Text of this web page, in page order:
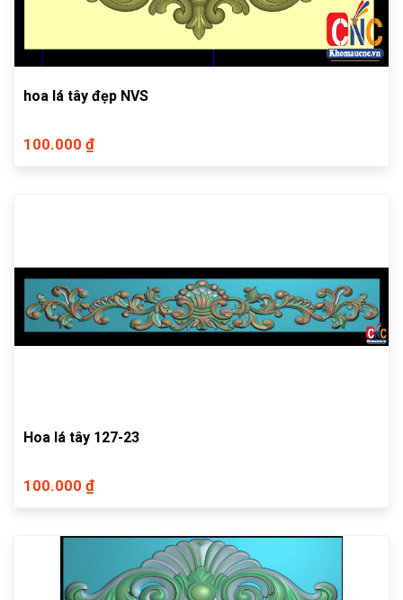
hoa lá tây đẹp NVS
100.000 ₫
Hoa lá tây 127-23
100.000 ₫